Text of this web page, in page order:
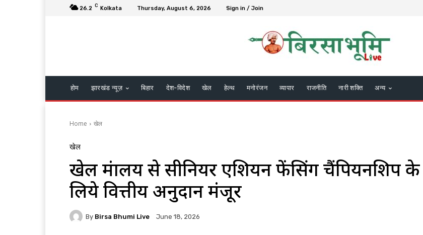
26.2 C Kolkata Thursday, August 6, 2026 Sign in / Join
होम झारखंड न्यूज़ बिहार देश-विदेश खेल हेल्थ मनोरंजन व्यापार राजनीति नारी शक्ति अन्य
Home खेल
खेल
खेल मंत्रालय से सीनियर एशियन फेंसिंग चैंपियनशिप के
लिये वित्तीय अनुदान मंजूर
By Birsa Bhumi Live June 18, 2026